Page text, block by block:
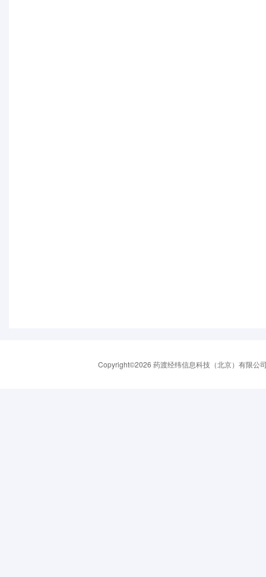
Copyright©2026 药渡经纬信息科技（北京）有限公